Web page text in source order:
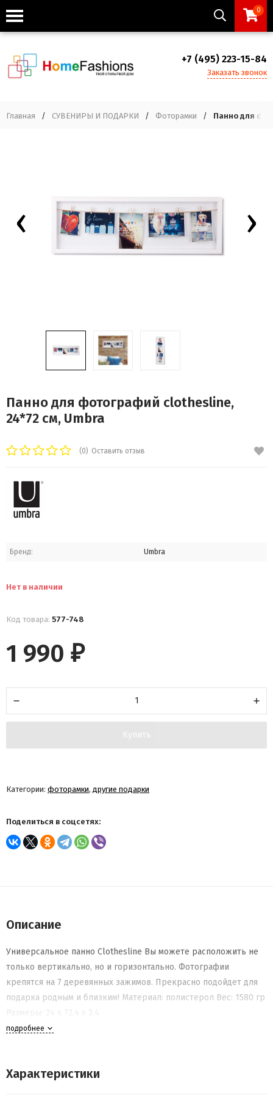
0
+7 (495) 223-15-84
Заказать звонок
Главная / СУВЕНИРЫ И ПОДАРКИ / Фоторамки / Панно для
‹ ›
Панно для фотографий clothesline,
24*72 см, Umbra
(0) Оставить отзыв
Бренд: Umbra
Нет в наличии
Код товара: 577-748
1 990 ₽
Купить
Категории: фоторамки, другие подарки
Поделиться в соцсетях:
Описание
Универсальное панно Clothesline Вы можете расположить не
только вертикально, но и горизонтально. Фотографии
крепятся на 7 деревянных зажимов. Прекрасно подойдет для
подарка родным и близким! Материал: полистерол Вес: 1580 гр
Размеры: 24 х 72,4 х 3,4
подробнее
Характеристики